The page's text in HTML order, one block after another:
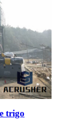
trigo